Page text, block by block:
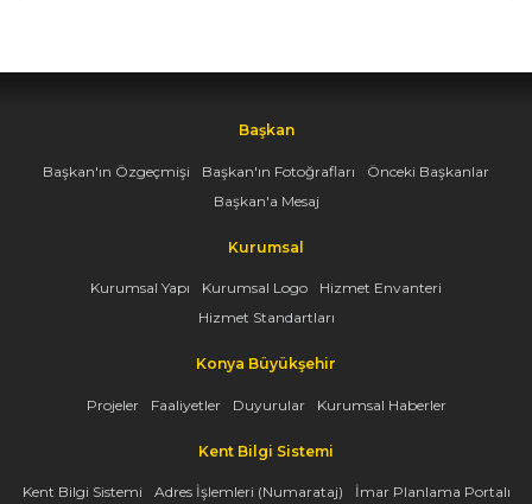
Başkan
Başkan'ın Özgeçmişi Başkan'ın Fotoğrafları
Önceki Başkanlar
Başkan'a Mesaj
Kurumsal
Kurumsal Yapı Kurumsal Logo
Hizmet Envanteri
Hizmet Standartları
Konya Büyükşehir
Projeler Faaliyetler Duyurular Kurumsal Haberler
Kent Bilgi Sistemi
Kent Bilgi Sistemi Adres İşlemleri (Numarataj) İmar Planlama Portalı